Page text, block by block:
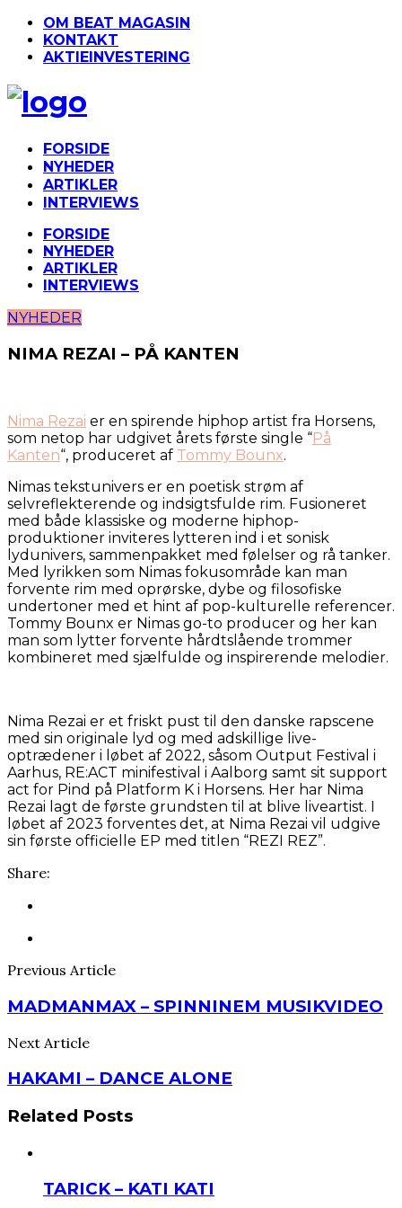
OM BEAT MAGASIN
KONTAKT
AKTIEINVESTERING
FORSIDE
NYHEDER
ARTIKLER
INTERVIEWS
FORSIDE
NYHEDER
ARTIKLER
INTERVIEWS
NYHEDER
NIMA REZAI – PÅ KANTEN
Nima Rezai er en spirende hiphop artist fra Horsens,
som netop har udgivet årets første single “På
Kanten“, produceret af Tommy Bounx.
Nimas tekstunivers er en poetisk strøm af
selvreflekterende og indsigtsfulde rim. Fusioneret
med både klassiske og moderne hiphop-
produktioner inviteres lytteren ind i et sonisk
lydunivers, sammenpakket med følelser og rå tanker.
Med lyrikken som Nimas fokusområde kan man
forvente rim med oprørske, dybe og filosofiske
undertoner med et hint af pop-kulturelle referencer.
Tommy Bounx er Nimas go-to producer og her kan
man som lytter forvente hårdtslående trommer
kombineret med sjælfulde og inspirerende melodier.
Nima Rezai er et friskt pust til den danske rapscene
med sin originale lyd og med adskillige live-
optrædener i løbet af 2022, såsom Output Festival i
Aarhus, RE:ACT minifestival i Aalborg samt sit support
act for Pind på Platform K i Horsens. Her har Nima
Rezai lagt de første grundsten til at blive liveartist. I
løbet af 2023 forventes det, at Nima Rezai vil udgive
sin første officielle EP med titlen “REZI REZ”.
Share:
Previous Article
MADMANMAX – SPINNINEM MUSIKVIDEO
Next Article
HAKAMI – DANCE ALONE
Related Posts
TARICK – KATI KATI